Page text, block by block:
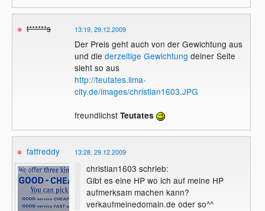
t******s 13:19, 29.12.2009
Der Preis geht auch von der Gewichtung aus
und die derzeitige Gewichtung deiner Seite
sieht so aus
http://teutates.lima-
city.de/images/christian1603.JPG
freundlichst Teutates
fatfreddy 13:28, 29.12.2009
christian1603 schrieb:
Gibt es eine HP wo ich auf meine HP
aufmerksam machen kann?
verkaufmeinedomain.de oder so^^